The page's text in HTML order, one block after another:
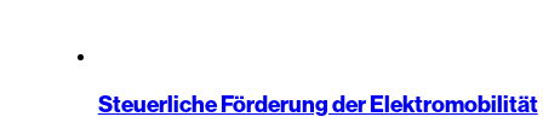
Steuerliche Förderung der Elektromobilität